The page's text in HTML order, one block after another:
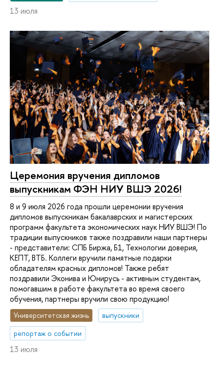
13 июля
Церемония вручения дипломов
выпускникам ФЭН НИУ ВШЭ 2026!
8 и 9 июля 2026 года прошли церемонии вручения
дипломов выпускникам бакалаврских и магистерских
программ факультета экономических наук НИУ ВШЭ! По
традиции выпускников также поздравили наши партнеры
- представители: СПБ Биржа, Б1, Технологии доверия,
КЕПТ, ВТБ. Коллеги вручили памятные подарки
обладателям красных дипломов! Также ребят
поздравили Эконива и Юнирусь - активным студентам,
помогавшим в работе факультета во время своего
обучения, партнеры вручили свою продукцию!
Университетская жизнь
выпускники
репортаж о событии
13 июля